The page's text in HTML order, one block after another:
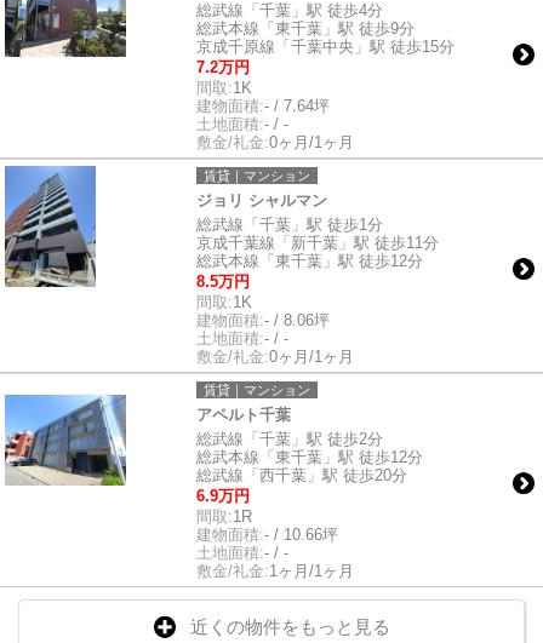
総武線「千葉」駅 徒歩4分
総武本線「東千葉」駅 徒歩9分
京成千原線「千葉中央」駅 徒歩15分
7.2万円
間取:1K
建物面積:- / 7.64坪
土地面積:- / -
敷金/礼金:0ヶ月/1ヶ月
賃貸｜マンション
ジョリ シャルマン
総武線「千葉」駅 徒歩1分
京成千葉線「新千葉」駅 徒歩11分
総武本線「東千葉」駅 徒歩12分
8.5万円
間取:1K
建物面積:- / 8.06坪
土地面積:- / -
敷金/礼金:0ヶ月/1ヶ月
賃貸｜マンション
アペルト千葉
総武線「千葉」駅 徒歩2分
総武本線「東千葉」駅 徒歩12分
総武線「西千葉」駅 徒歩20分
6.9万円
間取:1R
建物面積:- / 10.66坪
土地面積:- / -
敷金/礼金:1ヶ月/1ヶ月
近くの物件をもっと見る